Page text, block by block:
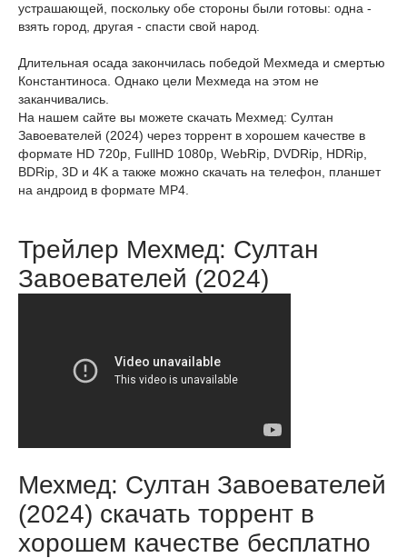
устрашающей, поскольку обе стороны были готовы: одна -
взять город, другая - спасти свой народ.
Длительная осада закончилась победой Мехмеда и смертью
Константиноса. Однако цели Мехмеда на этом не
заканчивались.
На нашем сайте вы можете скачать Мехмед: Султан
Завоевателей (2024) через торрент в хорошем качестве в
формате HD 720p, FullHD 1080p, WebRip, DVDRip, HDRip,
BDRip, 3D и 4K а также можно скачать на телефон, планшет
на андроид в формате MP4.
Трейлер Мехмед: Султан
Завоевателей (2024)
Мехмед: Султан Завоевателей
(2024) скачать торрент в
хорошем качестве бесплатно